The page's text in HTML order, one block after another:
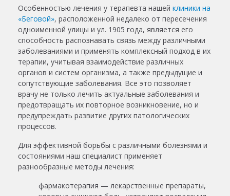
Особенностью лечения у терапевта нашей клиники на
«Беговой», расположенной недалеко от пересечения
одноименной улицы и ул. 1905 года, является его
способность распознавать связь между различными
заболеваниями и применять комплексный подход в их
терапии, учитывая взаимодействие различных
органов и систем организма, а также предыдущие и
сопутствующие заболевания. Все это позволяет
врачу не только лечить актуальные заболевания и
предотвращать их повторное возникновение, но и
предупреждать развитие других патологических
процессов.
Для эффективной борьбы с различными болезнями и
состояниями наш специалист применяет
разнообразные методы лечения:
фармакотерапия — лекарственные препараты,